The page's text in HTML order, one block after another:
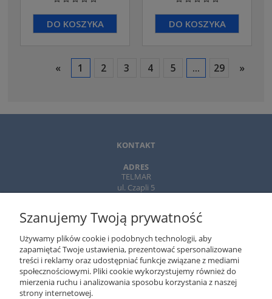
DO KOSZYKA DO KOSZYKA
« 1 2 3 4 5 ... 29 »
KONTAKT
ADRES
TELMAR
ul. Czapli 5
TELEFON
22-643 89 89
EMAIL
xeromania@xeromania.pl
Szanujemy Twoją prywatność
Używamy plików cookie i podobnych technologii, aby
zapamiętać Twoje ustawienia, prezentować spersonalizowane
treści i reklamy oraz udostępniać funkcje związane z mediami
społecznościowymi. Pliki cookie wykorzystujemy również do
mierzenia ruchu i analizowania sposobu korzystania z naszej
strony internetowej.